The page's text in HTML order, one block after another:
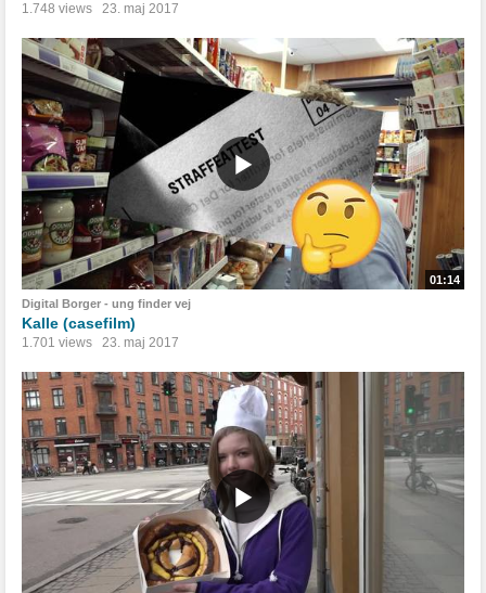
1.748 views 23. maj 2017
01:14
Digital Borger - ung finder vej
Kalle (casefilm)
1.701 views 23. maj 2017